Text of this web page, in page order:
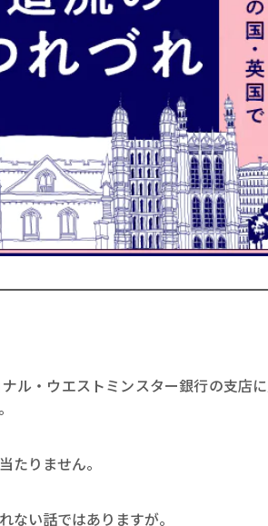
ル・ウエストミンスター銀行の支店
たりません。
ない話ではありますが。
賞金稼ぎ